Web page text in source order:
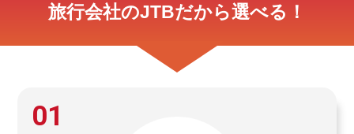
旅行会社のJTBだから選べる！
01